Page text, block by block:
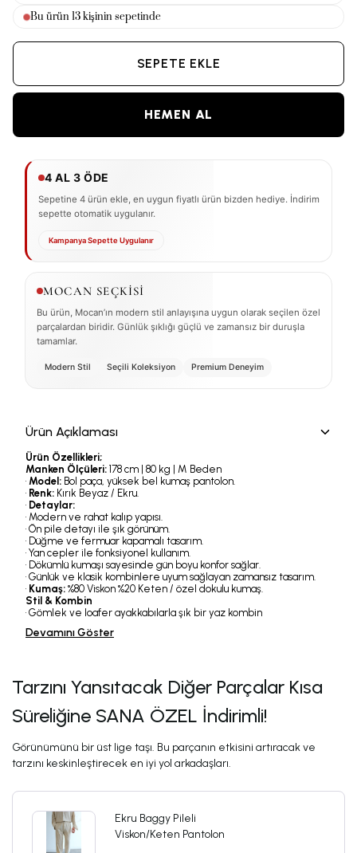
Bu ürün13kişinin sepetinde
SEPETE EKLE
HEMEN AL
4 AL 3 ÖDE
Sepetine 4 ürün ekle, en uygun fiyatlı ürün bizden hediye. İndirim
sepette otomatik uygulanır.
Kampanya Sepette Uygulanır
MOCAN SEÇKİSİ
Bu ürün, Mocan’ın modern stil anlayışına uygun olarak seçilen özel
parçalardan biridir. Günlük şıklığı güçlü ve zamansız bir duruşla
tamamlar.
Modern Stil Seçili Koleksiyon Premium Deneyim
Ürün Açıklaması
Ürün Özellikleri;
Manken Ölçüleri: 178 cm | 80 kg | M Beden
• Model: Bol paça, yüksek bel kumaş pantolon.
• Renk: Kırık Beyaz / Ekru.
• Detaylar:
• Modern ve rahat kalıp yapısı.
• Ön pile detayı ile şık görünüm.
• Düğme ve fermuar kapamalı tasarım.
• Yan cepler ile fonksiyonel kullanım.
• Dökümlü kumaşı sayesinde gün boyu konfor sağlar.
• Günlük ve klasik kombinlere uyum sağlayan zamansız tasarım.
• Kumaş: %80 Viskon %20 Keten / özel dokulu kumaş.
Stil & Kombin
• Gömlek ve loafer ayakkabılarla şık bir yaz kombin
Devamını Göster
Tarzını Yansıtacak Diğer Parçalar Kısa
Süreliğine SANA ÖZEL İndirimli!
Görünümünü bir üst lige taşı. Bu parçanın etkisini artıracak ve
tarzını keskinleştirecek en iyi yol arkadaşları.
Ekru Baggy Pileli
Viskon/Keten Pantolon